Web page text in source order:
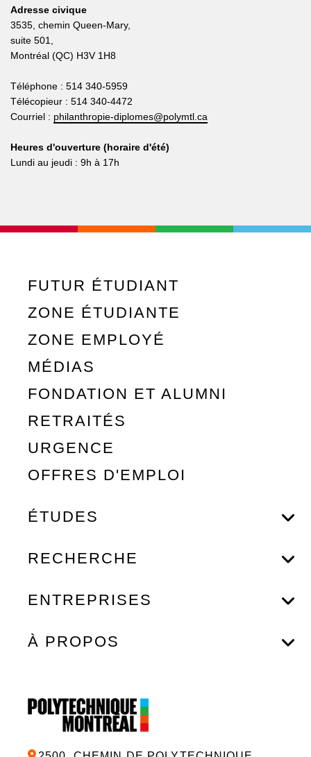
Adresse civique
3535, chemin Queen-Mary,
suite 501,
Montréal (QC) H3V 1H8
Téléphone : 514 340-5959
Télécopieur : 514 340-4472
Courriel : philanthropie-diplomes@polymtl.ca
Heures d'ouverture (horaire d'été)
Lundi au jeudi : 9h à 17h
FUTUR ÉTUDIANT
ZONE ÉTUDIANTE
ZONE EMPLOYÉ
MÉDIAS
FONDATION ET ALUMNI
RETRAITÉS
URGENCE
OFFRES D'EMPLOI
ÉTUDES
RECHERCHE
ENTREPRISES
À PROPOS